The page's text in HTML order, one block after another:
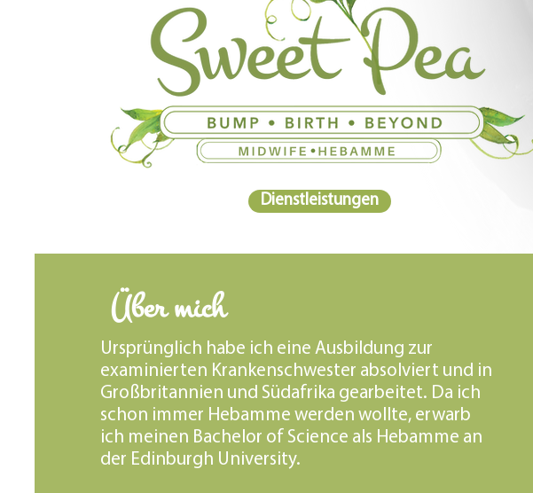
Dienstleistungen
Über mich
Ursprünglich habe ich eine Ausbildung zur
examinierten Krankenschwester absolviert und in
Großbritannien und Südafrika gearbeitet. Da ich
schon immer Hebamme werden wollte, erwarb
ich meinen Bachelor of Science als Hebamme an
der Edinburgh University.